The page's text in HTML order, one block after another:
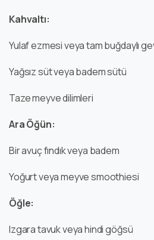
Kahvaltı:
Yulaf ezmesi veya tam buğdaylı
Yağsız süt veya badem sütü
Taze meyve dilimleri
Ara Öğün:
Bir avuç fındık veya badem
Yoğurt veya meyve smoothiesi
Öğle:
Izgara tavuk veya hindi göğsü